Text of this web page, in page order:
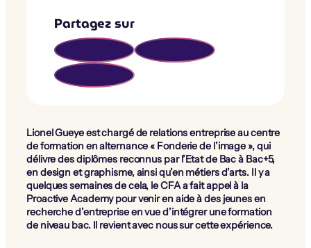
Lionel Gueye est chargé de relations entreprise au centre
de formation en alternance « Fonderie de l’image », qui
délivre des diplômes reconnus par l’Etat de Bac à Bac+5,
en design et graphisme, ainsi qu’en métiers d’arts. Il y a
quelques semaines de cela, le CFA a fait appel à la
Proactive Academy pour venir en aide à des jeunes en
recherche d’entreprise en vue d’intégrer une formation
de niveau bac. Il revient avec nous sur cette expérience.
Partagez sur